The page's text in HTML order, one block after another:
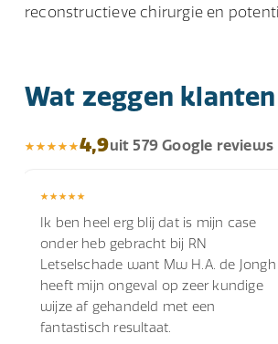
reconstructieve chirurgie en
Wat zeggen
4,9uit 579 Google reviews
Ik ben heel erg blij dat is mijn case
onder heb gebracht bij RN
Letselschade want Mw H.A. de Jongh
heeft mijn ongeval op zeer kundige
wijze af gehandeld met een
fantastisch resultaat.